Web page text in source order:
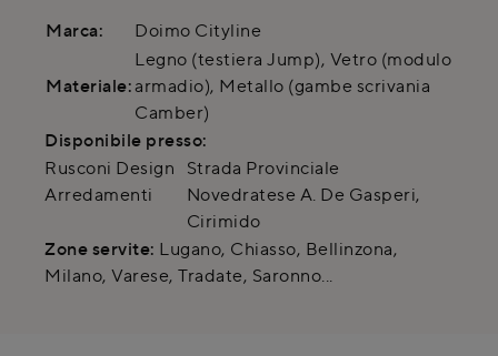
Marca: Doimo Cityline
Materiale:
Legno (testiera Jump), Vetro (modulo
armadio), Metallo (gambe scrivania
Camber)
Disponibile presso:
Rusconi Design
Arredamenti
Strada Provinciale
Novedratese A. De Gasperi,
Cirimido
Zone servite: Lugano, Chiasso, Bellinzona,
Milano, Varese, Tradate, Saronno...